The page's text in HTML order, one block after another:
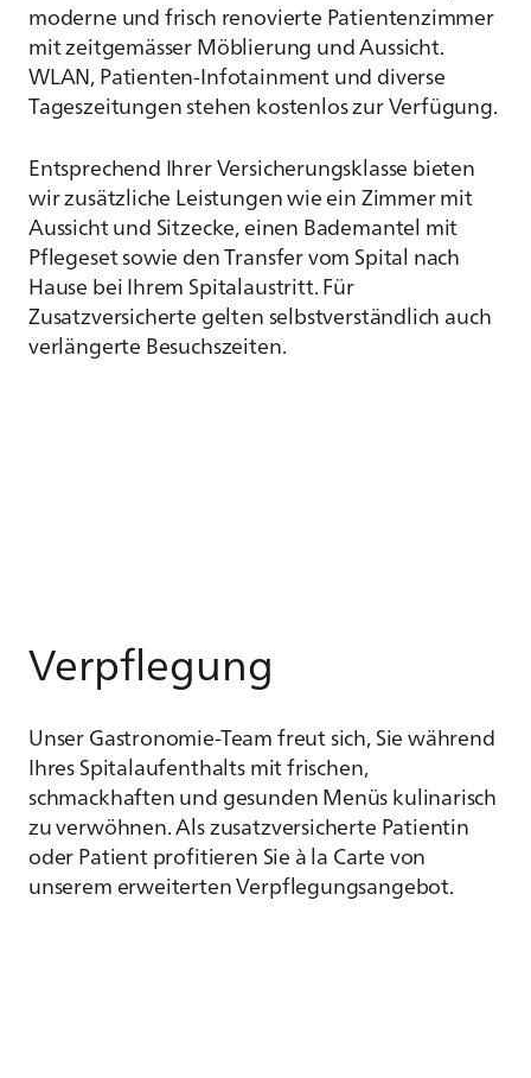
moderne und frisch renovierte Patientenzimmer
mit zeitgemässer Möblierung und Aussicht.
WLAN, Patienten-Infotainment und diverse
Tageszeitungen stehen kostenlos zur Verfügung.
Entsprechend Ihrer Versicherungsklasse bieten
wir zusätzliche Leistungen wie ein Zimmer mit
Aussicht und Sitzecke, einen Bademantel mit
Pflegeset sowie den Transfer vom Spital nach
Hause bei Ihrem Spitalaustritt. Für
Zusatzversicherte gelten selbstverständlich auch
verlängerte Besuchszeiten.
Verpflegung
Unser Gastronomie-Team freut sich, Sie während
Ihres Spitalaufenthalts mit frischen,
schmackhaften und gesunden Menüs kulinarisch
zu verwöhnen. Als zusatzversicherte Patientin
oder Patient profitieren Sie à la Carte von
unserem erweiterten Verpflegungsangebot.